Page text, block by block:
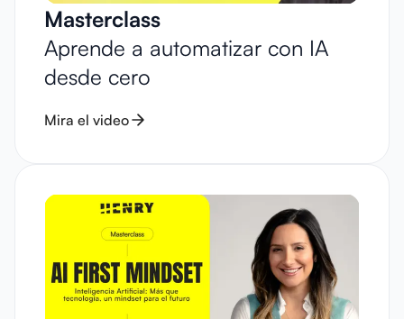
Masterclass
Aprende a automatizar con IA
desde cero
Mira el video